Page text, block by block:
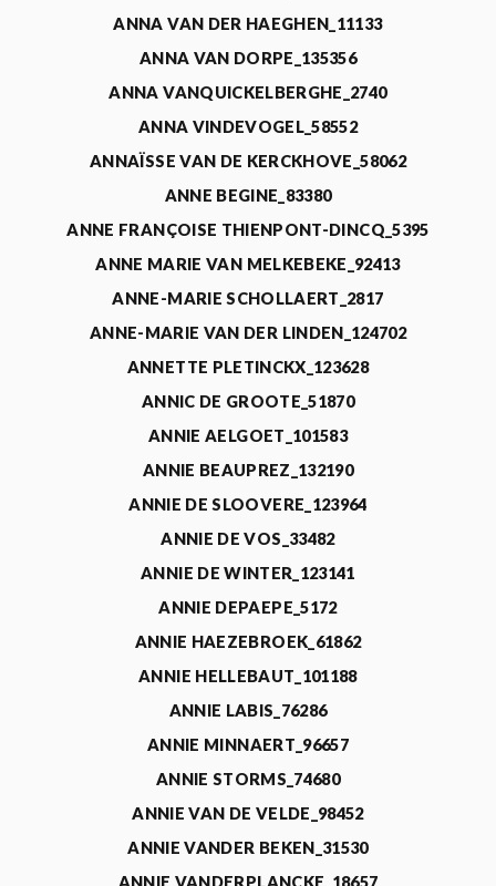
ANNA VAN DER HAEGHEN_11133
ANNA VAN DORPE_135356
ANNA VANQUICKELBERGHE_2740
ANNA VINDEVOGEL_58552
ANNAÏSSE VAN DE KERCKHOVE_58062
ANNE BEGINE_83380
ANNE FRANÇOISE THIENPONT-DINCQ_5395
ANNE MARIE VAN MELKEBEKE_92413
ANNE-MARIE SCHOLLAERT_2817
ANNE-MARIE VAN DER LINDEN_124702
ANNETTE PLETINCKX_123628
ANNIC DE GROOTE_51870
ANNIE AELGOET_101583
ANNIE BEAUPREZ_132190
ANNIE DE SLOOVERE_123964
ANNIE DE VOS_33482
ANNIE DE WINTER_123141
ANNIE DEPAEPE_5172
ANNIE HAEZEBROEK_61862
ANNIE HELLEBAUT_101188
ANNIE LABIS_76286
ANNIE MINNAERT_96657
ANNIE STORMS_74680
ANNIE VAN DE VELDE_98452
ANNIE VANDER BEKEN_31530
ANNIE VANDERPLANCKE_18657